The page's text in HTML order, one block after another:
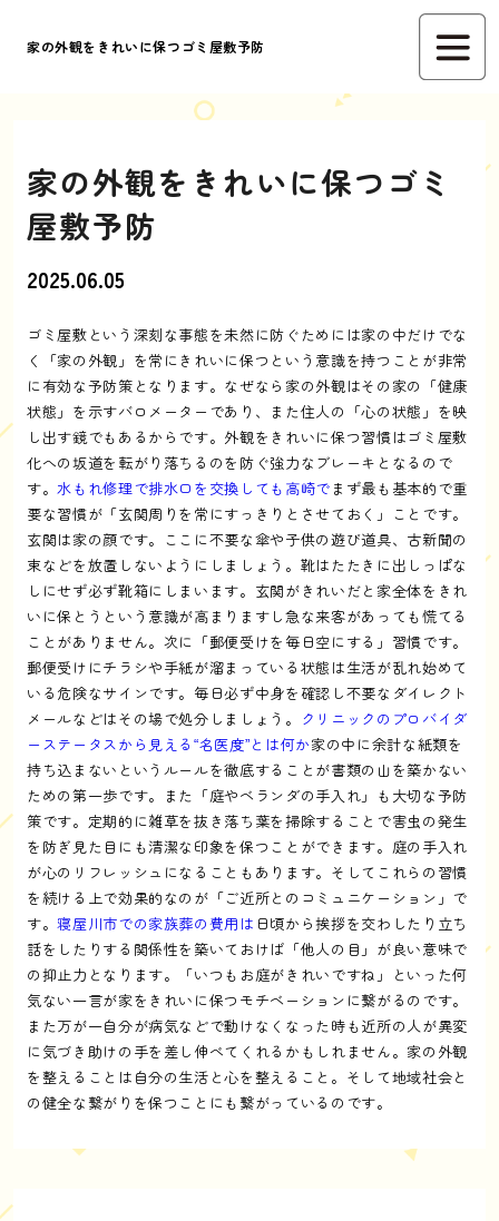
家の外観をきれいに保つゴミ屋敷予防
家の外観をきれいに保つゴミ
屋敷予防
2025.06.05
ゴミ屋敷という深刻な事態を未然に防ぐためには家の中だけでな
く「家の外観」を常にきれいに保つという意識を持つことが非常
に有効な予防策となります。なぜなら家の外観はその家の「健康
状態」を示すバロメーターであり、また住人の「心の状態」を映
し出す鏡でもあるからです。外観をきれいに保つ習慣はゴミ屋敷
化への坂道を転がり落ちるのを防ぐ強力なブレーキとなるので
す。水もれ修理で排水口を交換しても高崎で まず最も基本的で重
要な習慣が「玄関周りを常にすっきりとさせておく」ことです。
玄関は家の顔です。ここに不要な傘や子供の遊び道具、古新聞の
束などを放置しないようにしましょう。靴はたたきに出しっぱな
しにせず必ず靴箱にしまいます。玄関がきれいだと家全体をきれ
いに保とうという意識が高まりますし急な来客があっても慌てる
ことがありません。次に「郵便受けを毎日空にする」習慣です。
郵便受けにチラシや手紙が溜まっている状態は生活が乱れ始めて
いる危険なサインです。毎日必ず中身を確認し不要なダイレクト
メールなどはその場で処分しましょう。 クリニックのプロバイダ
ーステータスから見える“名医度”とは何か家の中に余計な紙類を
持ち込まないというルールを徹底することが書類の山を築かない
ための第一歩です。また「庭やベランダの手入れ」も大切な予防
策です。定期的に雑草を抜き落ち葉を掃除することで害虫の発生
を防ぎ見た目にも清潔な印象を保つことができます。庭の手入れ
が心のリフレッシュになることもあります。そしてこれらの習慣
を続ける上で効果的なのが「ご近所とのコミュニケーション」で
す。寝屋川市での家族葬の費用は 日頃から挨拶を交わしたり立ち
話をしたりする関係性を築いておけば「他人の目」が良い意味で
の抑止力となります。「いつもお庭がきれいですね」といった何
気ない一言が家をきれいに保つモチベーションに繋がるのです。
また万が一自分が病気などで動けなくなった時も近所の人が異変
に気づき助けの手を差し伸べてくれるかもしれません。家の外観
を整えることは自分の生活と心を整えること。そして地域社会と
の健全な繋がりを保つことにも繋がっているのです。